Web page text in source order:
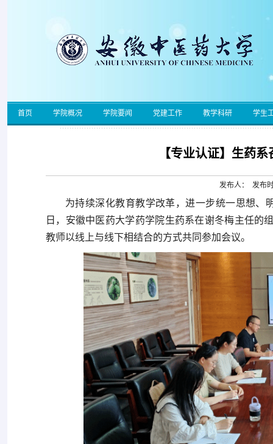
首页 学院概况 学院要闻 党建工作 教学科研 学生
【专业认证】生药
发布人： 发布
为持续深化教育教学改革，进一步统一思想、
日，安徽中医药大学药学院生药系在谢冬梅主任的
教师以线上与线下相结合的方式共同参加会议。